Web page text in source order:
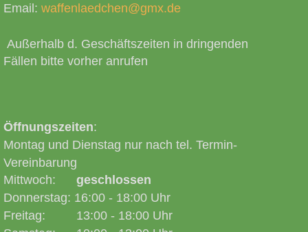
Sportwaffen
Jagdwaffen
Sammlerwaffen
Email: waffenlaedchen@gmx.de
Außerhalb d. Geschäftszeiten in dringenden
Fällen bitte vorher anrufen
Öffnungszeiten:
Montag und Dienstag nur nach tel. Termin-
Vereinbarung
Mittwoch: geschlossen
Donnerstag: 16:00 - 18:00 Uhr
Freitag: 13:00 - 18:00 Uhr